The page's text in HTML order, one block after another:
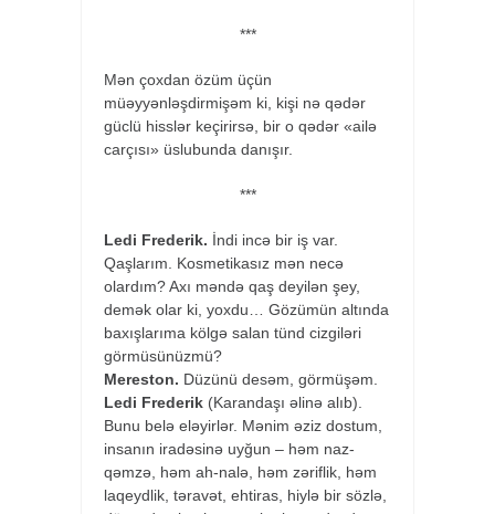
***
Mən çoxdan özüm üçün
müəyyənləşdirmişəm ki, kişi nə qədər
güclü hisslər keçirirsə, bir o qədər «ailə
carçısı» üslubunda danışır.
***
Ledi Frederik. İndi incə bir iş var.
Qaşlarım. Kosmetikasız mən necə
olardım? Axı məndə qaş deyilən şey,
demək olar ki, yoxdu… Gözümün altında
baxışlarıma kölgə salan tünd cizgiləri
görmüsünüzmü?
Mereston. Düzünü desəm, görmüşəm.
Ledi Frederik (Karandaşı əlinə alıb).
Bunu belə eləyirlər. Mənim əziz dostum,
insanın iradəsinə uyğun – həm naz-
qəmzə, həm ah-nalə, həm zəriflik, həm
laqeydlik, təravət, ehtiras, hiylə bir sözlə,